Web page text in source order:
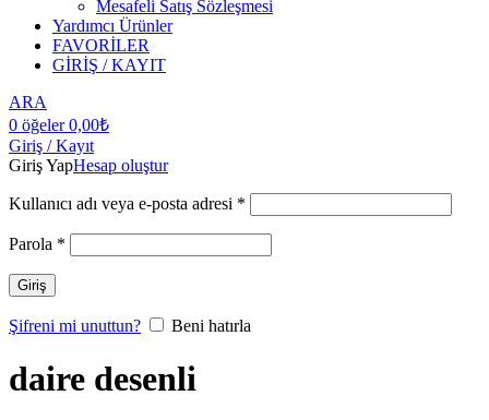
Mesafeli Satış Sözleşmesi
Yardımcı Ürünler
FAVORİLER
GİRİŞ / KAYIT
ARA
0 öğeler 0,00₺
Giriş / Kayıt
Giriş YapHesap oluştur
Kullanıcı adı veya e-posta adresi *
Parola *
Giriş
Şifreni mi unuttun? Beni hatırla
daire desenli